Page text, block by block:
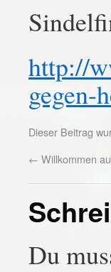
http://
gegen-
Dieser Beitrag
← Willkommen
Du